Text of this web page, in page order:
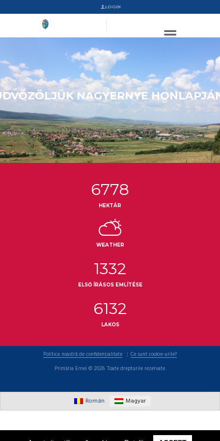
LOGIN
NAGYERNYE
6778
HEKTÁR
WEATHER
1332
ELSŐ ÍRÁSOS EMLÍTÉSE
6132
LAKOS
Politica noastră de confidențialitate
Ce sunt cookie-urile?
Primăria Ernei © 2026. Toate drepturile rezervate.
Román Magyar